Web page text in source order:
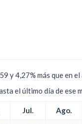
y 4,27% más que en
el último día de ese
Jul. Ago.